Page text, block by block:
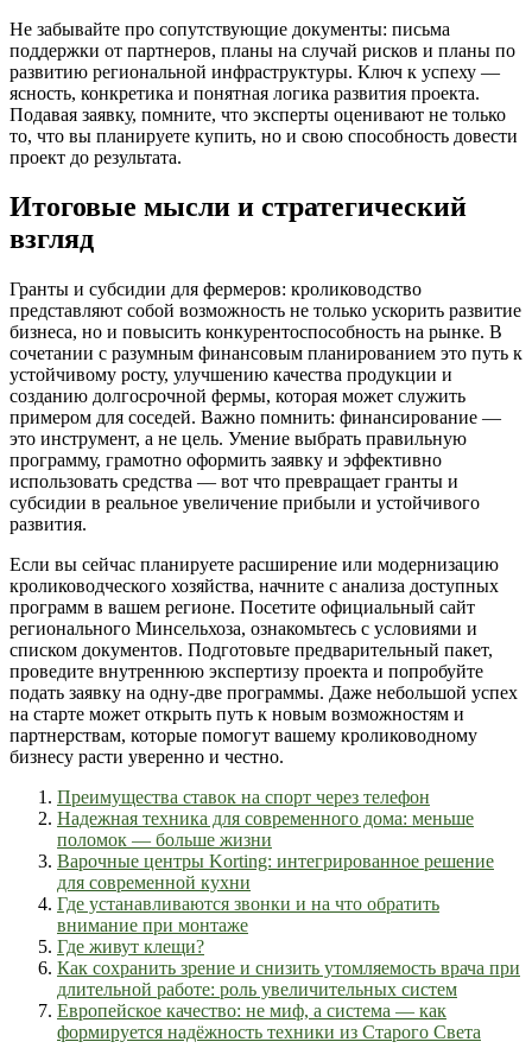
Не забывайте про сопутствующие документы: письма
поддержки от партнеров, планы на случай рисков и планы по
развитию региональной инфраструктуры. Ключ к успеху —
ясность, конкретика и понятная логика развития проекта.
Подавая заявку, помните, что эксперты оценивают не только
то, что вы планируете купить, но и свою способность довести
проект до результата.
Итоговые мысли и стратегический
взгляд
Гранты и субсидии для фермеров: кролиководство
представляют собой возможность не только ускорить развитие
бизнеса, но и повысить конкурентоспособность на рынке. В
сочетании с разумным финансовым планированием это путь к
устойчивому росту, улучшению качества продукции и
созданию долгосрочной фермы, которая может служить
примером для соседей. Важно помнить: финансирование —
это инструмент, а не цель. Умение выбрать правильную
программу, грамотно оформить заявку и эффективно
использовать средства — вот что превращает гранты и
субсидии в реальное увеличение прибыли и устойчивого
развития.
Если вы сейчас планируете расширение или модернизацию
кролиководческого хозяйства, начните с анализа доступных
программ в вашем регионе. Посетите официальный сайт
регионального Минсельхоза, ознакомьтесь с условиями и
списком документов. Подготовьте предварительный пакет,
проведите внутреннюю экспертизу проекта и попробуйте
подать заявку на одну-две программы. Даже небольшой успех
на старте может открыть путь к новым возможностям и
партнерствам, которые помогут вашему кролиководному
бизнесу расти уверенно и честно.
Преимущества ставок на спорт через телефон
Надежная техника для современного дома: меньше
поломок — больше жизни
Варочные центры Korting: интегрированное решение
для современной кухни
Где устанавливаются звонки и на что обратить
внимание при монтаже
Где живут клещи?
Как сохранить зрение и снизить утомляемость врача при
длительной работе: роль увеличительных систем
Европейское качество: не миф, а система — как
формируется надёжность техники из Старого Света